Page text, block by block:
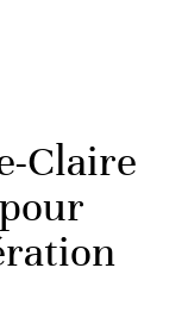
Claire